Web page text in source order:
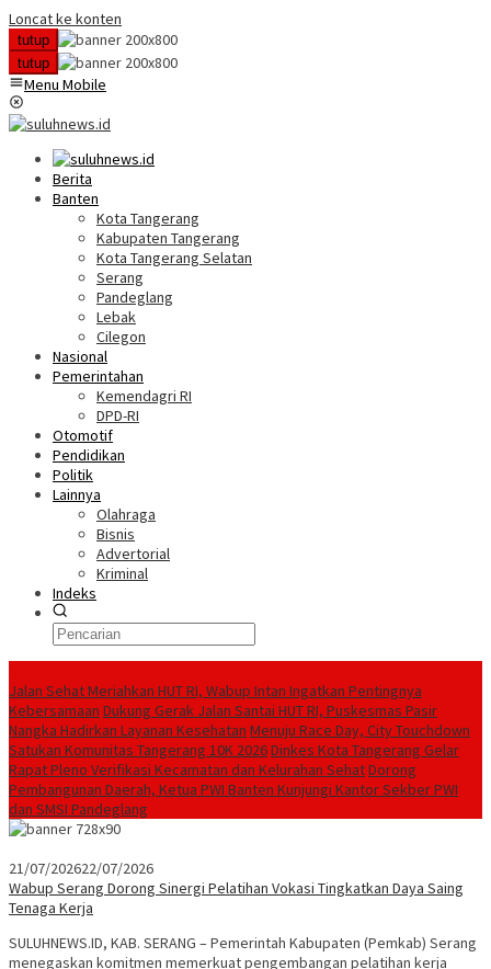
Loncat ke konten
tutup
tutup
Menu Mobile
Berita
Banten
Kota Tangerang
Kabupaten Tangerang
Kota Tangerang Selatan
Serang
Pandeglang
Lebak
Cilegon
Nasional
Pemerintahan
Kemendagri RI
DPD-RI
Otomotif
Pendidikan
Politik
Lainnya
Olahraga
Bisnis
Advertorial
Kriminal
Indeks
Jalan Sehat Meriahkan HUT RI, Wabup Intan Ingatkan Pentingnya
Kebersamaan Dukung Gerak Jalan Santai HUT RI, Puskesmas Pasir
Nangka Hadirkan Layanan Kesehatan Menuju Race Day, City Touchdown
Satukan Komunitas Tangerang 10K 2026Dinkes Kota Tangerang Gelar
Rapat Pleno Verifikasi Kecamatan dan Kelurahan SehatDorong
Pembangunan Daerah, Ketua PWI Banten Kunjungi Kantor Sekber PWI
dan SMSI Pandeglang
21/07/202622/07/2026
Wabup Serang Dorong Sinergi Pelatihan Vokasi Tingkatkan Daya Saing
Tenaga Kerja
SULUHNEWS.ID, KAB. SERANG – Pemerintah Kabupaten (Pemkab) Serang
menegaskan komitmen memerkuat pengembangan pelatihan kerja